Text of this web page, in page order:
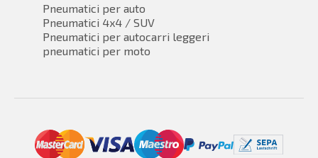
Pneumatici per auto
Pneumatici 4x4 / SUV
Pneumatici per autocarri leggeri
pneumatici per moto